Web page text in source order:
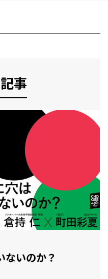
事
ないのか？